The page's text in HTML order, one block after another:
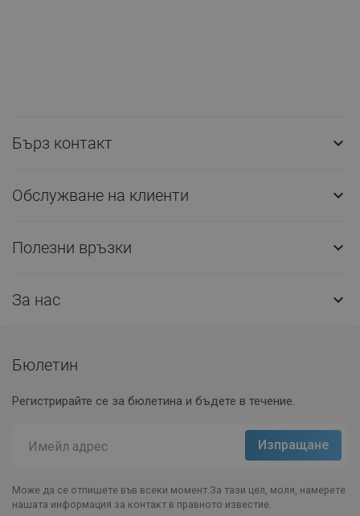
Бърз контакт 
Обслужване на клиенти 
Полезни връзки 
За нас 
Бюлетин
Регистрирайте се за бюлетина и бъдете в течение.
Може да се отпишете във всеки момент.За тази цел, моля, намерете
нашата информация за контакт в правното известие.